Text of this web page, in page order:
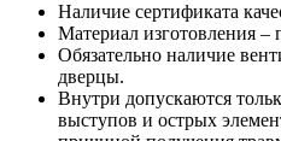
Наличие сертификата
Материал изготовления –
Обязательно наличие
дверцы.
Внутри допускаются
выступов и острых